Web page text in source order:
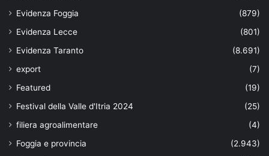
Evidenza Foggia
(879)
Evidenza Lecce
(801)
Evidenza Taranto
(8.691)
export
(7)
Featured
(19)
Festival della Valle d'Itria 2024
(25)
filiera agroalimentare
(4)
Foggia e provincia
(2.943)